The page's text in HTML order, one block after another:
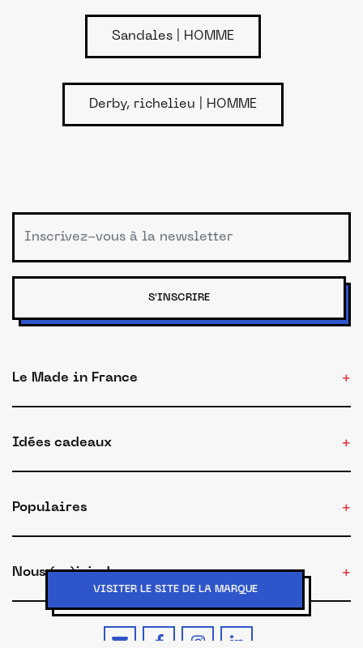
VISITER LE SITE DE LA MARQUE
Sandales | HOMME
Derby, richelieu | HOMME
S'INSCRIRE
Le Made in France
Idées cadeaux
Populaires
Nous (re)joindre